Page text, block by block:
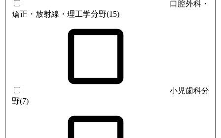
口腔外科・
矯正・放射線・理工学分野(15)
小児歯科分
野(7)